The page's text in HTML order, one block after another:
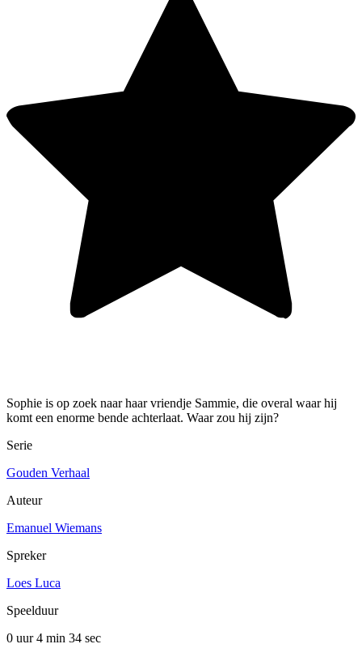
Sophie is op zoek naar haar vriendje Sammie, die overal waar hij
komt een enorme bende achterlaat. Waar zou hij zijn?
Serie
Gouden Verhaal
Auteur
Emanuel Wiemans
Spreker
Loes Luca
Speelduur
0 uur 4 min 34 sec